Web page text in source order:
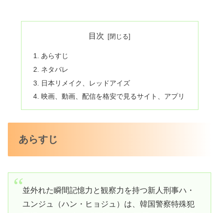
目次
あらすじ
ネタバレ
日本リメイク、レッドアイズ
映画、動画、配信を格安で見るサイト、アプリ
あらすじ
並外れた瞬間記憶力と観察力を持つ新人刑事ハ・
ユンジュ（ハン・ヒョジュ）は、韓国警察特殊犯